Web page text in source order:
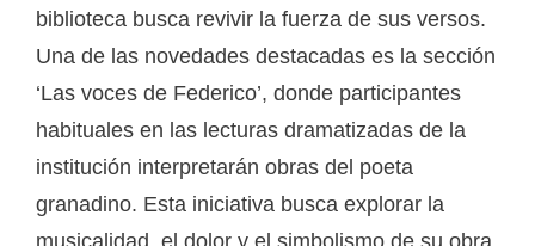
biblioteca busca revivir la fuerza de sus versos.
Una de las novedades destacadas es la sección
‘Las voces de Federico’, donde participantes
habituales en las lecturas dramatizadas de la
institución interpretarán obras del poeta
granadino. Esta iniciativa busca explorar la
musicalidad, el dolor y el simbolismo de su obra,